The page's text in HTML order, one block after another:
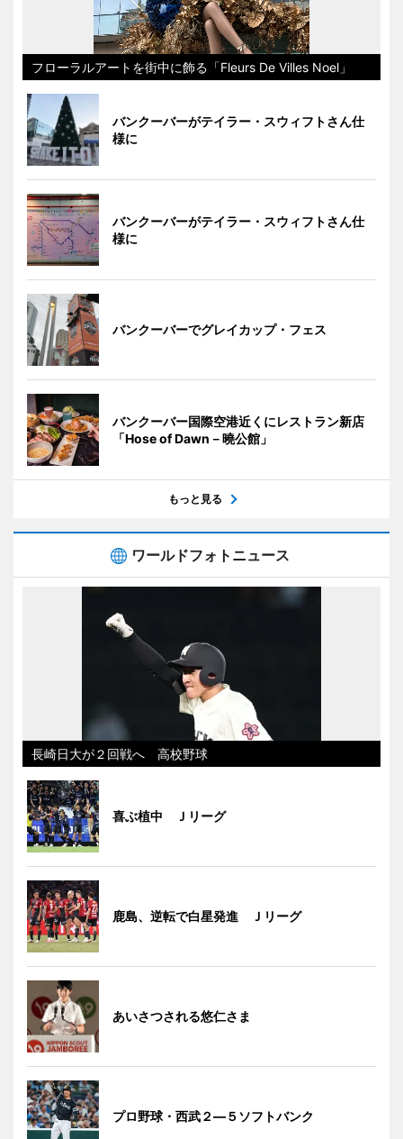
フローラルアートを街中に飾る「Fleurs De Villes Noel」
バンクーバーがテイラー・スウィフトさん仕
様に
バンクーバーがテイラー・スウィフトさん仕
様に
バンクーバーでグレイカップ・フェス
バンクーバー国際空港近くにレストラン新店
「Hose of Dawn－曉公館」
もっと見る
ワールドフォトニュース
長崎日大が２回戦へ 高校野球
喜ぶ植中 Ｊリーグ
鹿島、逆転で白星発進 Ｊリーグ
あいさつされる悠仁さま
プロ野球・西武２―５ソフトバンク